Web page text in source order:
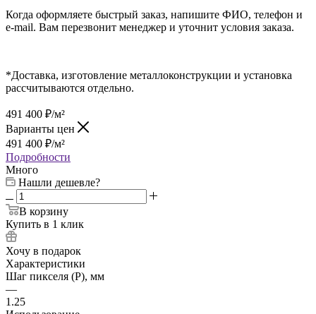
Когда оформляете быстрый заказ, напишите ФИО, телефон и
e-mail. Вам перезвонит менеджер и уточнит условия заказа.
*Доставка, изготовление металлоконструкции и установка
рассчитываются отдельно.
491 400 ₽/м²
Варианты цен
491 400 ₽/м²
Подробности
Много
Нашли дешевле?
В корзину
Купить в 1 клик
Хочу в подарок
Характеристики
Шаг пикселя (P), мм
—
1.25